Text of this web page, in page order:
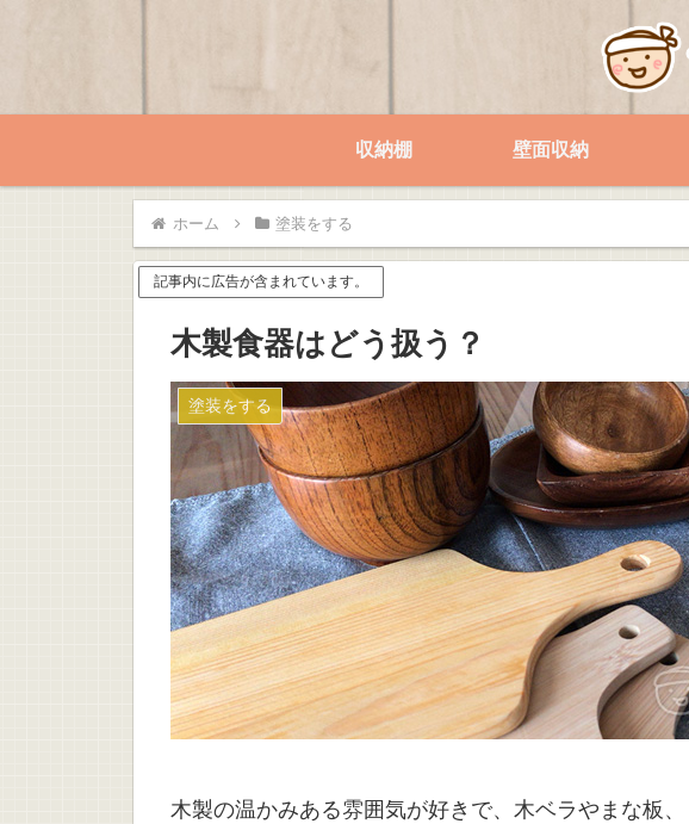
収納棚 壁面収納
ホーム 塗装をする
記事内に広告が含まれています。
木製食器はどう扱う？
塗装をする
木製の温かみある雰囲気が好きで、木ベラやまな板